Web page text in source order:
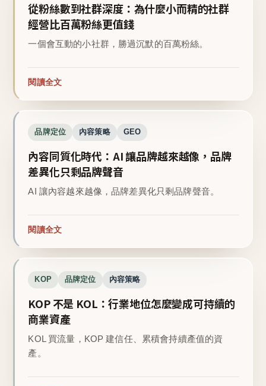
從粉絲數到社群深度：為什麼小而精的社群
經營比百萬粉絲更值錢
一個會互動的小社群，勝過沉默的百萬粉絲。
閱讀全文
品牌定位 內容策略 GEO
內容同質化時代：AI 讓品牌越來越像，品牌
差異化只剩品牌聲音
AI 讓內容越來越像，品牌差異化只剩品牌聲音。
閱讀全文
KOP 品牌定位 內容策略
KOP 不是 KOL：行業地位怎麼變成可持續的
商業資產
KOL 買流量，KOP 建信任、累積會持續產值的資
產。